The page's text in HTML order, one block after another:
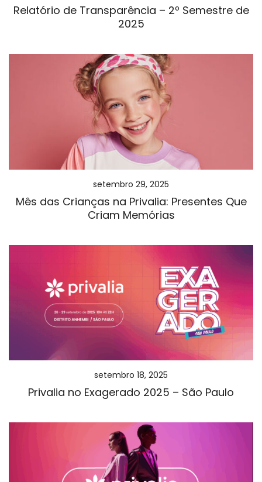
Relatório de Transparência – 2º Semestre de
2025
setembro 29, 2025
Mês das Crianças na Privalia: Presentes Que
Criam Memórias
setembro 18, 2025
Privalia no Exagerado 2025 – São Paulo